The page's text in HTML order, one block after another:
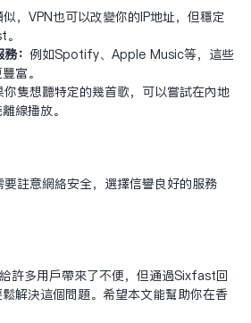
，VPN也可以改变你的IP地址，但稳定
： 例如Spotify、Apple Music等，这些
富。
你只想听特定的几首歌，可以尝试在内地
线播放。
注意网络安全，选择信誉良好的服务
许多用户带来了不便，但通过Sixfast回
解决这个问题。希望本文能帮助你在香